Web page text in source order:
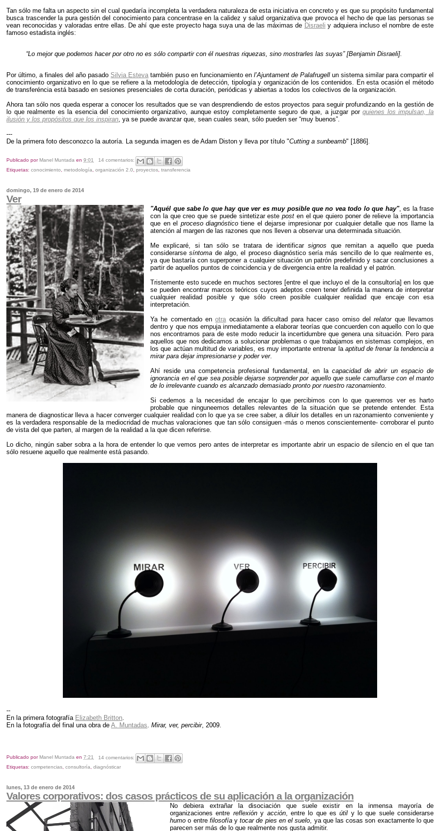
Tan sólo me falta un aspecto sin el cual quedaría incompleta la verdadera naturaleza de esta iniciativa en concreto y es que su propósito fundamental
busca trascender la pura gestión del conocimiento para concentrase en la calidez y salud organizativa que provoca el hecho de que las personas se
vean reconocidas y valoradas entre ellas. De ahí que este proyecto haga suya una de las máximas de Disraeli y adquiera incluso el nombre de este
famoso estadista inglés:
“Lo mejor que podemos hacer por otro no es sólo compartir con él nuestras riquezas, sino mostrarles las suyas” [Benjamin Disraeli].
Por último, a finales del año pasado Silvia Esteva también puso en funcionamiento en l’Ajuntament de Palafrugellun sistema similar para compartir el
conocimiento organizativo en lo que se refiere a la metodología de detección, tipología y organización de los contenidos. En esta ocasión el método
de transferéncia está basado en sesiones presenciales de corta duración, periódicas y abiertas a todos los colectivos de la organización.
Ahora tan sólo nos queda esperar a conocer los resultados que se van desprendiendo de estos proyectos para seguir profundizando en la gestión de
lo que realmente es la esencia del conocimiento organizativo, aunque estoy completamente seguro de que, a juzgar porquienes los impulsan, la
ilusión y los propósitos que los inspiran, ya se puede avanzar que, sean cuales sean, sólo pueden ser “muy buenos”.
---
De la primera foto desconozco la autoría. La segunda imagen es de Adam Diston y lleva por título "Cutting a sunbeamb" [1886]
Publicado por Manel Muntada en9:01
14 comentarios:
Etiquetas:conocimiento ,metodología ,organización 2.0 ,proyectos ,transferencia
domingo, 19 de enero de 2014
Ver
"Aquél que sabe lo que hay que ver es muy posible que no vea todo lo que hay", es la frase
con la que creo que se puede sintetizar estepost en el que quiero poner de relieve la importancia
que en el proceso diagnósticotiene el dejarse impresionar por cualquier detalle que nos llame la
atención al margen de las razones que nos lleven a observar una determinada situación.
Me explicaré, si tan sólo se tratara de identificarsignos que remitan a aquello que pueda
considerarsesíntoma de algo, el proceso diagnóstico sería más sencillo de lo que realmente es,
ya que bastaría con superponer a cualquier situación un patrón predefinido y sacar conclusiones a
partir de aquellos puntos de coincidencia y de divergencia entre la realidad y el patrón.
Tristemente esto sucede en muchos sectores [entre el que incluyo el de la consultoría] en los que
se pueden encontrar marcos teóricos cuyos adeptos creen tener definida la manera de interpretar
cualquier realidad posible y que sólo creen posible cualquier realidad que encaje con esa
interpretación.
Ya he comentado enotra ocasión la dificultad para hacer caso omiso delrelatorque llevamos
dentro y que nos empuja inmediatamente a elaborar teorías que concuerden con aquello con lo que
nos encontramos para de este modo reducir la incertidumbre que genera una situación. Pero para
aquellos que nos dedicamos a solucionar problemas o que trabajamos en sistemas complejos, en
los que actúan multitud de variables, es muy importante entrenar la aptitud de frenar la tendencia a
mirar para dejar impresionarse y poder ver.
Ahí reside una competencia profesional fundamental, en la capacidad de abrir un espacio de
ignorancia en el que sea posible dejarse sorprender por aquello que suele camuflarse con el manto
de lo irrelevante cuando es alcanzado demasiado pronto por nuestro razonamiento.
Si cedemos a la necesidad de encajar lo que percibimos con lo que queremos ver es harto
probable que ninguneemos detalles relevantes de la situación que se pretende entender. Esta
manera de diagnosticar lleva a hacer converger cualquier realidad con lo que ya se cree saber, a diluir los detalles en un razonamiento conveniente y
es la verdadera responsable de la mediocridad de muchas valoraciones que tan sólo consiguen -más o menos conscientemente- corroborar el punto
de vista del que parten, al margen de la realidad a la que dicen referirse.
Lo dicho, ningún saber sobra a la hora de entender lo que vemos pero antes de interpretar es importante abrir un espacio de silencio en el que tan
sólo resuene aquello que realmente está pasando.
--
En la primera fotografía Elizabeth Britton.
En la fotografía del final una obra deA. Muntadas.Mirar, ver, percibir, 2009.
Publicado por Manel Muntada en7:21
14 comentarios:
Etiquetas:competencias,consultoría,diagnósticar
lunes, 13 de enero de 2014
Valores corporativos: dos casos prácticos de su aplicación a la organización
No debiera extrañar la disociación que suele existir en la inmensa mayoría de
organizaciones entre reflexióny acción, entre lo que esútil y lo que suele considerarse
humo o entre filosofíaytocar de pies en el suelo, ya que las cosas son exactamente lo que
parecen ser más de lo que realmente nos gusta admitir.